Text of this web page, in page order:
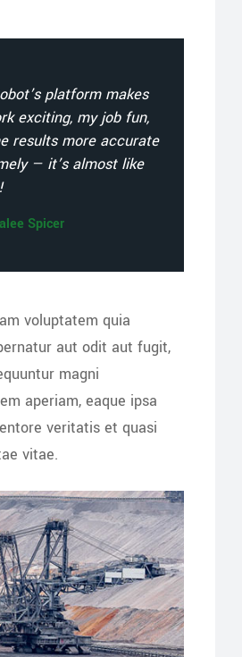
platform makes
exciting, my job fun,
results more accurate
— it’s almost like
Spicer
voluptatem quia
aut odit aut fugit,
magni
aperiam, eaque ipsa
veritatis et quasi
vitae.